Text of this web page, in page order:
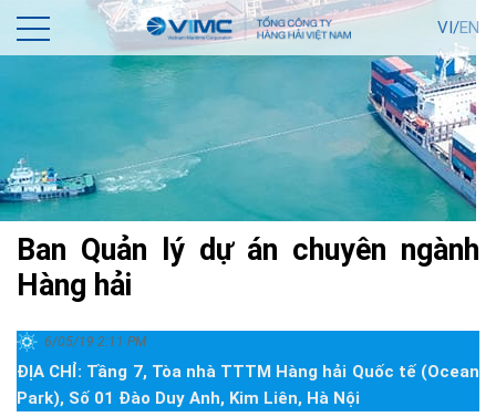
VI/EN
Ban Quản lý dự án chuyên ngành
Hàng hải
6/05/19 2:11 PM
ĐỊA CHỈ: Tầng 7, Tòa nhà TTTM Hàng hải Quốc tế (Ocean
Park), Số 01 Đào Duy Anh, Kim Liên, Hà Nội